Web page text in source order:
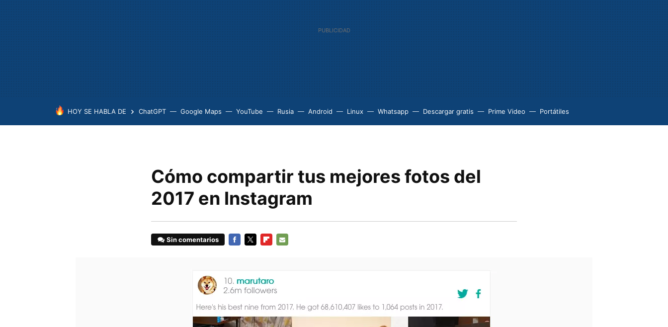
HOY SE HABLA DE ChatGPT Google Maps YouTube Rusia Android Linux Whatsapp Descargar gratis Prime Video Portátiles
Cómo compartir tus mejores fotos del
2017 en Instagram
Sin comentarios